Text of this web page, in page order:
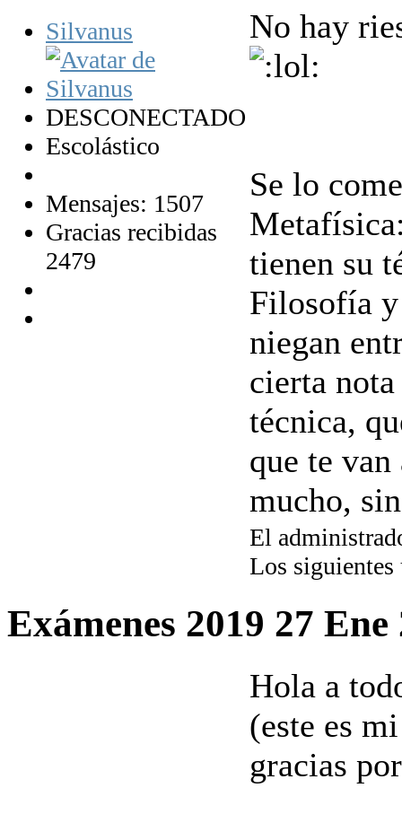
Silvanus
DESCONECTADO
Escolástico
Mensajes: 1507
Gracias recibidas
2479
No hay
Se lo
tienen su
Filosofía
niegan
cierta
técnica,
que te
mucho,
El
Los
Exámenes 2019 27
Hola a
(este es
gracias